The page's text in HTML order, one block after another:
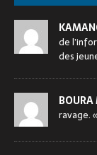
de
des
ravage.